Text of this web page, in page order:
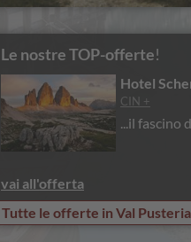
Le nostre TOP-offerte!
Hotel
CIN +
...il fascino
vai all'offerta
Tutte le offerte in Val Pusteria